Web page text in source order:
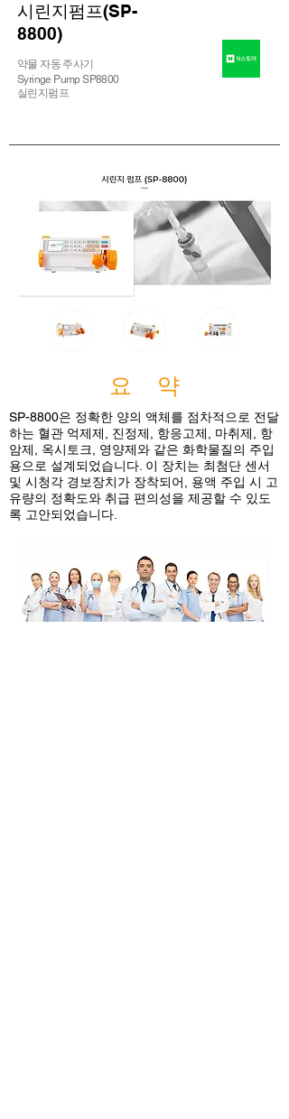
시린지펌프(SP-
8800)
약물 자동 주사기
Syringe Pump SP8800
실린지펌프
요 약
SP-8800은 정확한 양의 액체를 점차적으로 전달
하는 혈관 억제제, 진정제, 항응고제, 마취제, 항
암제, 옥시토크, 영양제와 같은 화학물질의 주입
용으로 설계되었습니다. 이 장치는 최첨단 센서
및 시청각 경보장치가 장착되어, 용액 주입 시 고
유량의 정확도와 취급 편의성을 제공할 수 있도
록 고안되었습니다.